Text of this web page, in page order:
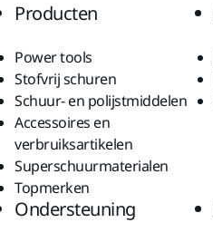
Producten
Power tools
Stofvrij schuren
Schuur- en polijstmiddelen
Accessoires en
verbruiksartikelen
Superschuurmaterialen
Topmerken
Ondersteuning